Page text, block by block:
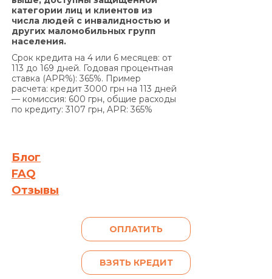
определенные настоящим Договором сроки, на
основании положений части 2 статьи 625
Гражданского кодекса Украины Кредитодатель
имеет право требовать, а Заемщик обязан
уплатить Кредитодателю сумму задолженности
с учетом 3700 (три тысячи семьсот) процентов
годовых от просроченной суммы
задолженности. Проценты годовых, указанные в
задолженности, включающую просроченные
проценты за пользование Кредитом и/или
сумму просроченной Комиссии за выдачу
Кредита (если условия Договора
Кредита), и/или Комиссии за выдачу в Кредит
дополнительных денежных средств (если
условия дополнительного соглашения к
Договору предусматривают уплату комиссии за
категории лиц и клиентов из
числа людей с инвалидностью и
других маломобильных групп
населения.
Срок кредита на 4 или 6 месяцев: от
113 до 169 дней. Годовая процентная
ставка (APR%): 365%. Пример
расчета: кредит 3000 грн на 113 дней
— комиссия: 600 грн, общие расходы
по кредиту: 3107 грн, APR: 365%
Блог
FAQ
Отзывы
ОПЛАТИТЬ
ВЗЯТЬ КРЕДИТ